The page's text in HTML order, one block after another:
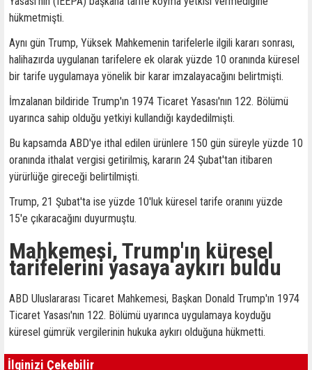
hükmetmişti.
Aynı gün Trump, Yüksek Mahkemenin tarifelerle ilgili kararı sonrası,
halihazırda uygulanan tarifelere ek olarak yüzde 10 oranında küresel
bir tarife uygulamaya yönelik bir karar imzalayacağını belirtmişti.
İmzalanan bildiride Trump'ın 1974 Ticaret Yasası'nın 122. Bölümü
uyarınca sahip olduğu yetkiyi kullandığı kaydedilmişti.
Bu kapsamda ABD'ye ithal edilen ürünlere 150 gün süreyle yüzde 10
oranında ithalat vergisi getirilmiş, kararın 24 Şubat'tan itibaren
yürürlüğe gireceği belirtilmişti.
Trump, 21 Şubat'ta ise yüzde 10'luk küresel tarife oranını yüzde
15'e çıkaracağını duyurmuştu.
Mahkemesi, Trump'ın küresel
tarifelerini yasaya aykırı buldu
ABD Uluslararası Ticaret Mahkemesi, Başkan Donald Trump'ın 1974
Ticaret Yasası'nın 122. Bölümü uyarınca uygulamaya koyduğu
küresel gümrük vergilerinin hukuka aykırı olduğuna hükmetti.
İlginizi Çekebilir